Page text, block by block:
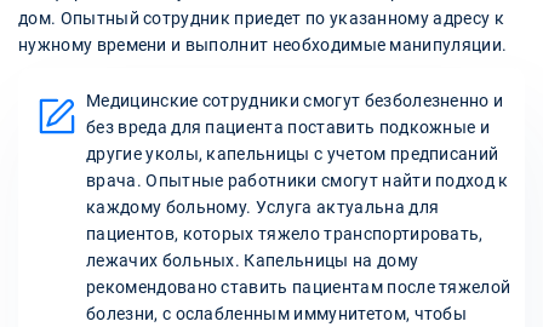
дом. Опытный сотрудник приедет по указанному адресу к
нужному времени и выполнит необходимые манипуляции.
Медицинские сотрудники смогут безболезненно и
без вреда для пациента поставить подкожные и
другие уколы, капельницы с учетом предписаний
врача. Опытные работники смогут найти подход к
каждому больному. Услуга актуальна для
пациентов, которых тяжело транспортировать,
лежачих больных. Капельницы на дому
рекомендовано ставить пациентам после тяжелой
болезни, с ослабленным иммунитетом, чтобы